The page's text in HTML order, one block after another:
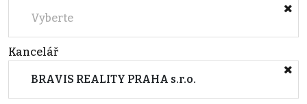
Vyberte
Kancelář
BRAVIS REALITY PRAHA s.r.o.